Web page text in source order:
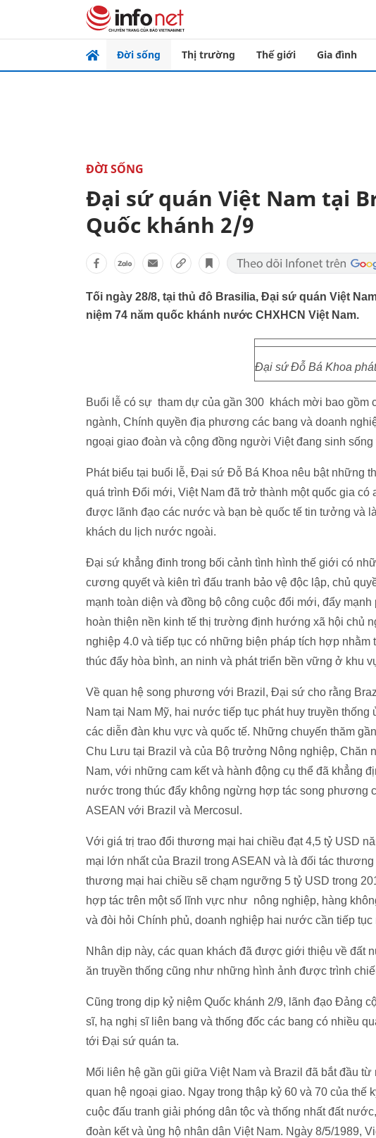
Đời sống Thị trường Thế giới Gia đình
ĐỜI SỐNG
Đại sứ quán Việt Nam tại
Quốc khánh 2/9
Tối ngày 28/8, tại thủ đô Brasilia, Đại sứ quán Việt
niệm 74 năm quốc khánh nước CHXHCN Việt Nam.
Đại sứ Đỗ Bá Khoa
Buổi lễ có sự tham dự của gần 300 khách mời bao gồm
ngành, Chính quyền địa phương các bang và doanh
ngoại giao đoàn và cộng đồng người Việt đang sinh sống
Phát biểu tại buổi lễ, Đại sứ Đỗ Bá Khoa nêu bật những
quá trình Đổi mới, Việt Nam đã trở thành một quốc gia có
được lãnh đạo các nước và bạn bè quốc tế tin tưởng và
khách du lịch nước ngoài.
Đại sứ khẳng đinh trong bối cảnh tình hình thế giới có
cương quyết và kiên trì đấu tranh bảo vệ độc lập, chủ
mạnh toàn diện và đồng bộ công cuộc đổi mới, đẩy
hoàn thiện nền kinh tế thị trường định hướng xã hội chủ
nghiệp 4.0 và tiếp tục có những biện pháp tích hợp
thúc đẩy hòa bình, an ninh và phát triển bền vững ở khu
Về quan hệ song phương với Brazil, Đại sứ cho rằng
Nam tại Nam Mỹ, hai nước tiếp tục phát huy truyền
các diễn đàn khu vực và quốc tế. Những chuyến thăm
Chu Lưu tại Brazil và của Bộ trưởng Nông nghiệp, Chăn
Nam, với những cam kết và hành động cụ thể đã khẳng
nước trong thúc đẩy không ngừng hợp tác song phương
ASEAN với Brazil và Mercosul.
Với giá trị trao đổi thương mại hai chiều đạt 4,5 tỷ USD
mại lớn nhất của Brazil trong ASEAN và là đối tác
thương mại hai chiều sẽ chạm ngưỡng 5 tỷ USD trong
hợp tác trên một số lĩnh vực như nông nghiệp, hàng
và đòi hỏi Chính phủ, doanh nghiệp hai nước cần tiếp tục
Nhân dịp này, các quan khách đã được giới thiệu về đất
ăn truyền thống cũng như những hình ảnh được trình
Cũng trong dịp kỷ niệm Quốc khánh 2/9, lãnh đạo Đảng
sĩ, hạ nghị sĩ liên bang và thống đốc các bang có nhiều
tới Đại sứ quán ta.
Mối liên hệ gần gũi giữa Việt Nam và Brazil đã bắt đầu
quan hệ ngoại giao. Ngay trong thập kỷ 60 và 70 của thế
cuộc đấu tranh giải phóng dân tộc và thống nhất đất
đoàn kết và ủng hộ nhân dân Việt Nam. Ngày 8/5/1989,